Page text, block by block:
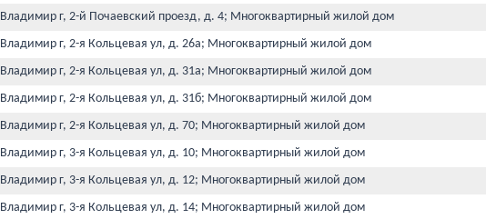
Владимир г, 2-й Почаевский проезд, д. 4; Многоквартирный жилой дом
Владимир г, 2-я Кольцевая ул, д. 26а; Многоквартирный жилой дом
Владимир г, 2-я Кольцевая ул, д. 31а; Многоквартирный жилой дом
Владимир г, 2-я Кольцевая ул, д. 31б; Многоквартирный жилой дом
Владимир г, 2-я Кольцевая ул, д. 70; Многоквартирный жилой дом
Владимир г, 3-я Кольцевая ул, д. 10; Многоквартирный жилой дом
Владимир г, 3-я Кольцевая ул, д. 12; Многоквартирный жилой дом
Владимир г, 3-я Кольцевая ул, д. 14; Многоквартирный жилой дом